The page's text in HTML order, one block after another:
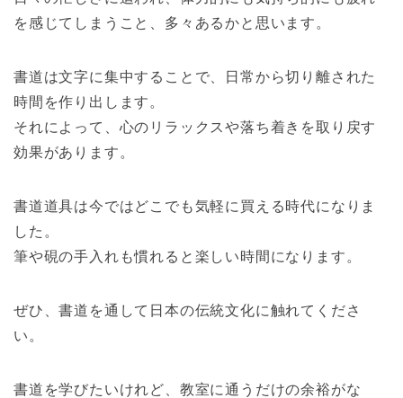
を感じてしまうこと、多々あるかと思います。
書道は文字に集中することで、日常から切り離された
時間を作り出します。
それによって、心のリラックスや落ち着きを取り戻す
効果があります。
書道道具は今ではどこでも気軽に買える時代になりま
した。
筆や硯の手入れも慣れると楽しい時間になります。
ぜひ、書道を通して日本の伝統文化に触れてくださ
い。
書道を学びたいけれど、教室に通うだけの余裕がな